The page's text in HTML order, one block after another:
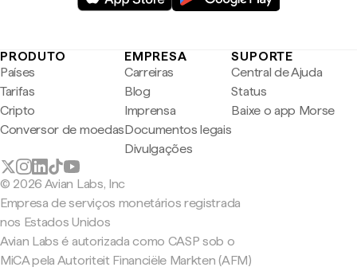
PRODUTO
Países
Tarifas
Cripto
Conversor de moedas
EMPRESA
Carreiras
Blog
Imprensa
Documentos legais
Divulgações
SUPORTE
Central de Ajuda
Status
Baixe o app Morse
© 2026 Avian Labs, Inc
Empresa de serviços monetários registrada
nos Estados Unidos
Avian Labs é autorizada como CASP sob o
MiCA pela Autoriteit Financiële Markten (AFM)